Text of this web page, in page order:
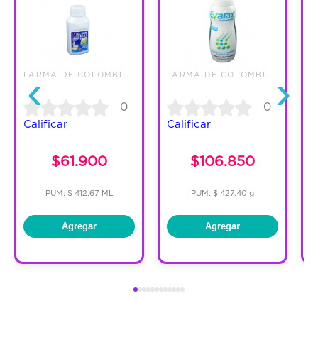
‹ 0
Calificar
$61.900
PUM: $ 412.67 ML
Agregar
0
Calificar
$106.850
PUM: $ 427.40 g
Agregar
›